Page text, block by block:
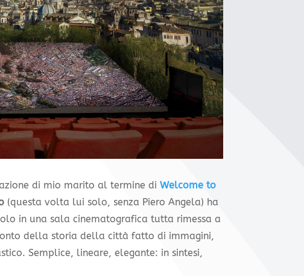
di mio marito al termine di Welcome to
(questa volta lui solo, senza Piero Angela) ha
in una sala cinematografica tutta rimessa a
della storia della città fatto di immagini,
Semplice, lineare, elegante: in sintesi,